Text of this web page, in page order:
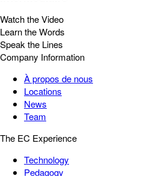
Watch the Video
Learn the Words
Speak the Lines
Company Information
À propos de nous
Locations
News
Team
The EC Experience
Technology
Pedagogy